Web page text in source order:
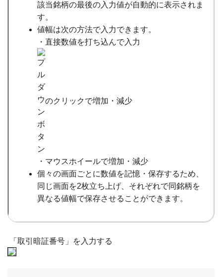
該当銘柄の最後の入力値が自動的に表示されま
す。
値幅は次の方法で入力できます。
・直接数値を打ち込んで入力
のクリックで増加・減少
・マウスホイールで増加・減少
個々の画面ごとに数値を記憶・保存するため、
同じ画面を2枚立ち上げ、それぞれで同銘柄を
異なる値幅で保存させることができます。
「取引暗証番号」を入力する